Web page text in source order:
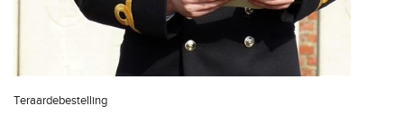
Teraardebestelling